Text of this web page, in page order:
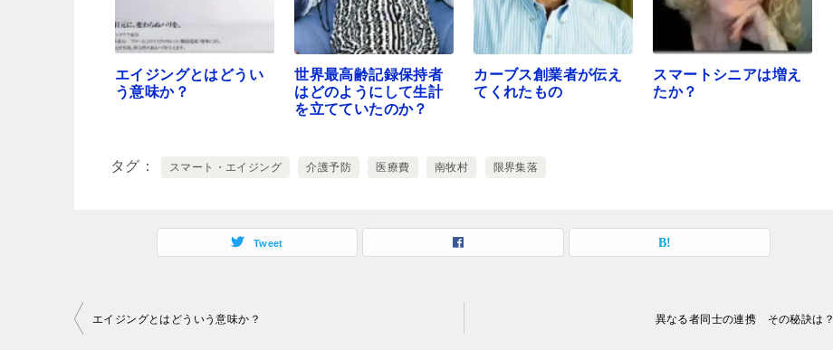
エイジングとはどうい
う意味か？
世界最高齢記録保持者
はどのようにして生計
を立てていたのか？
カーブス創業者が伝え
てくれたもの
スマートシニアは増え
たか？
タグ スマート・エイジング 介護予防 医療費 南牧村 限界集落
Tweet
投
エイジングとはどういう意味か？ 異なる者同士の連携 その秘訣は？